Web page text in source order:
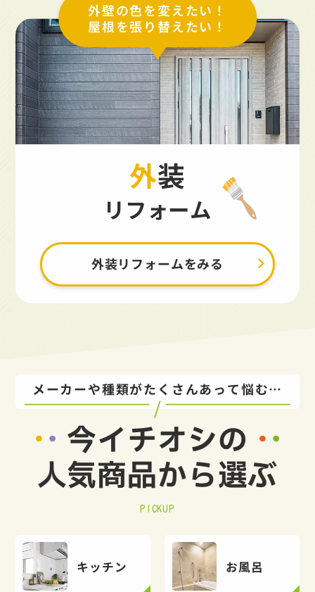
外壁の色を変えたい！
屋根を張り替えたい！
外装
リフォーム
外装リフォームをみる
メーカーや種類がたくさんあって悩む…
今イチオシの
人気商品から選ぶ
PICKUP
キッチン お風呂